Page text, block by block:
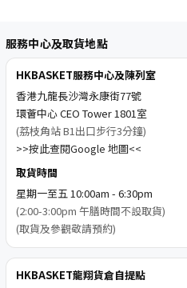
服務中心及取貨地點
HKBASKET服務中心及陳列室
香港九龍長沙灣永康街77號
環薈中心 CEO Tower 1801室
(荔枝角站 B1出口步行3分鐘)
>>按此查閱Google 地圖<<
取貨時間
星期一至五 10:00am - 6:30pm
(2:00-3:00pm 午膳時間不設取貨)
(取貨及參觀敬請預約)
HKBASKET龍翔貨倉自提點